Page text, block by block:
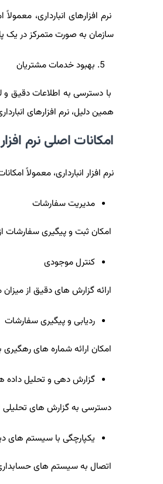
نرم ‌افزارهای انبارداری،
سازمان به ‌صورت متمرکز در یک
بهبود خدمات مشتریان
با دسترسی به اطلاعات دقیق
همین دلیل، نرم ‌افزارهای
امکانات اصلی نرم‌ افزار
نرم‌ افزار انبارداری، معمولاً
مدیریت سفارشات
امکان ثبت و پیگیری سفارشات
کنترل موجودی
ارائه گزارش ‌های دقیق از
ردیابی و پیگیری سفارشات
امکان ارائه شماره ‌های
گزارش‌ دهی و تحلیل داده
دسترسی به گزارش ‌های تحلیلی
یکپارچگی با سیستم‌ های
اتصال به سیستم‌ های